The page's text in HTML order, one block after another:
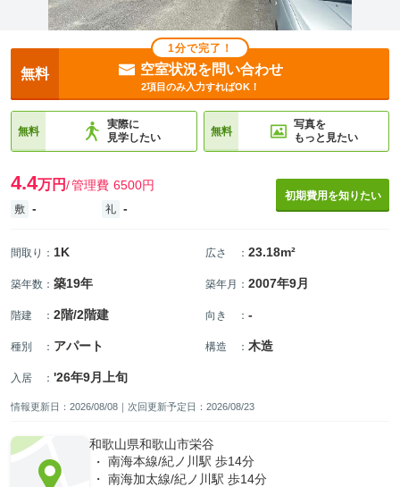
1分で完了！
無料 空室状況を問い合わせ
2項目のみ入力すればOK！
無料
実際に
見学したい
無料
写真を
もっと見たい
4.4万円 管理費 6500円
敷 - 礼 -
初期費用を知りたい
間取り ： 1K 広さ ： 23.18m²
築年数 ： 築19年 築年月 ： 2007年9月
階建 ： 2階/2階建 向き ： -
種別 ： アパート 構造 ： 木造
入居 ： '26年9月上旬
情報更新日：2026/08/08｜次回更新予定日：2026/08/23
和歌山県和歌山市栄谷
南海本線/紀ノ川駅 歩14分
南海加太線/紀ノ川駅 歩14分